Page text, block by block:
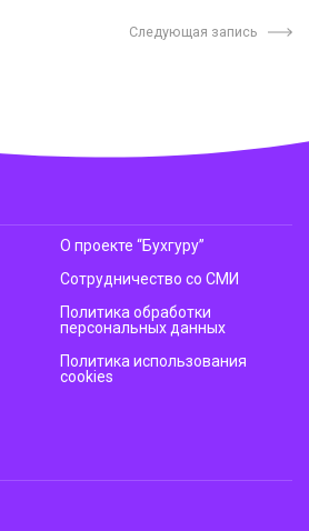
Следующая запись
О проекте “Бухгуру”
Сотрудничество со СМИ
Политика обработки
персональных данных
Политика использования
cookies